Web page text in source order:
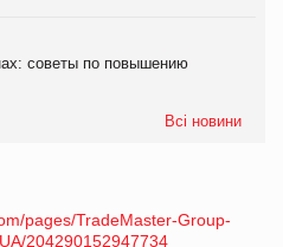
советы по повышению
Всі новини